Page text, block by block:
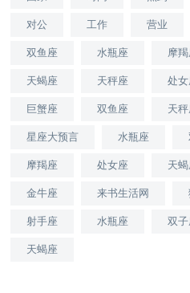
对公 工作 营业
双鱼座 水瓶座 摩羯
天蝎座 天秤座 处女
巨蟹座 双鱼座 天秤
星座大预言 水瓶座
摩羯座 处女座 天蝎
金牛座 来书生活网
射手座 水瓶座 双子
天蝎座